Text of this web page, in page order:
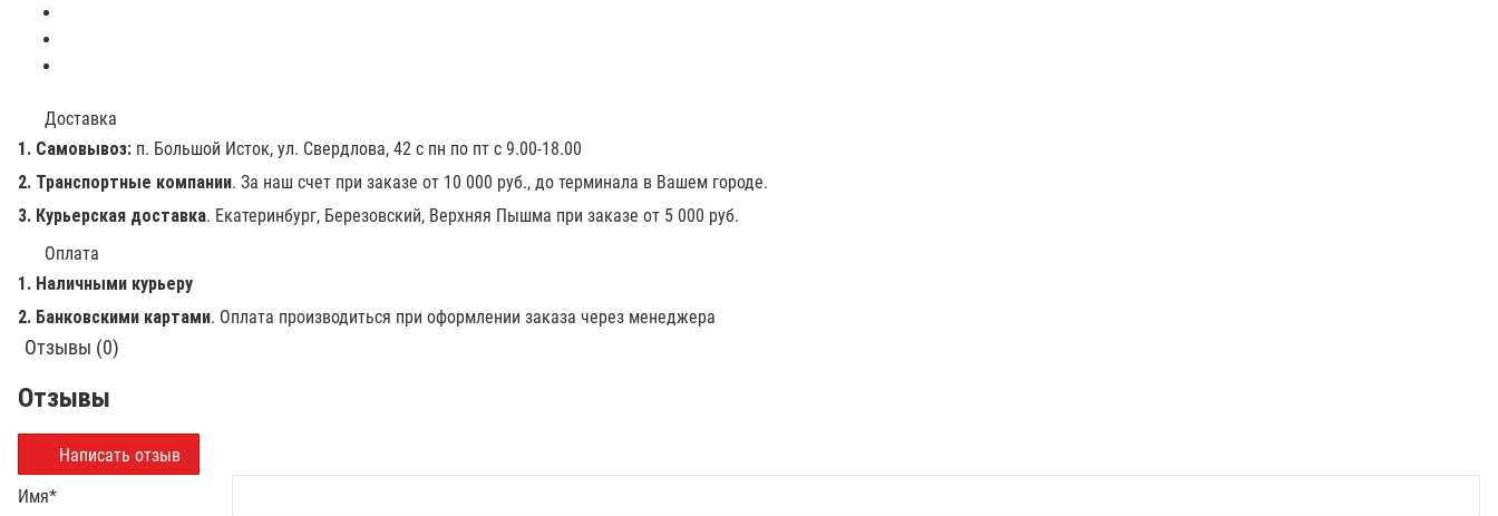
Доставка
1. Самовывоз: п. Большой Исток, ул. Свердлова, 42 с пн по пт с 9.00-18.00
2. Транспортные компании. За наш счет при заказе от 10 000 руб., до терминала в Вашем городе.
3. Курьерская доставка. Екатеринбург, Березовский, Верхняя Пышма при заказе от 5 000 руб.
Оплата
1. Наличными курьеру
2. Банковскими картами. Оплата производиться при оформлении заказа через менеджера
Отзывы (0)
Отзывы
Написать отзыв
Имя*